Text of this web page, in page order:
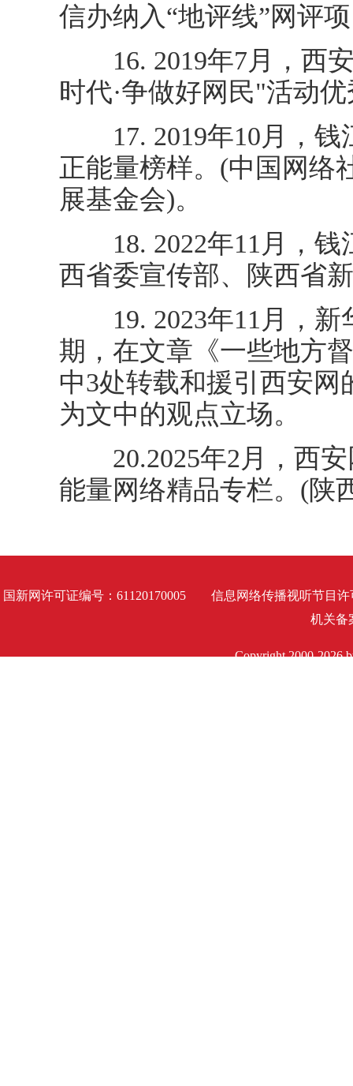
信办纳入“地评线”网评
16. 2019年7月，西安
时代·争做好网民"活动
17. 2019年10月，钱
正能量榜样。(中国网络
展基金会)。
18. 2022年11月，钱
西省委宣传部、陕西省
19. 2023年11月，新
期，在文章《一些地方
中3处转载和援引西安
为文中的观点立场。
20.2025年2月，西安
能量网络精品专栏。(陕
国新网许可证编号：61120170005 信息网络传播视听节
机关备
Copyright 2000-2026